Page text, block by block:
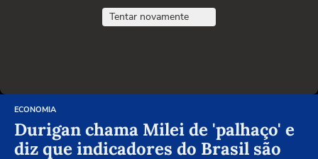
Tentar novamente
ECONOMIA
Durigan chama Milei de 'palhaço' e
diz que indicadores do Brasil são